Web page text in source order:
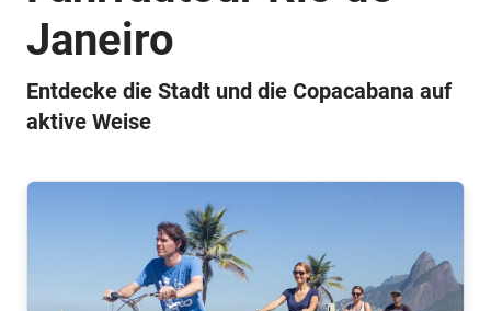
Janeiro
Entdecke die Stadt und die Copacabana auf
aktive Weise